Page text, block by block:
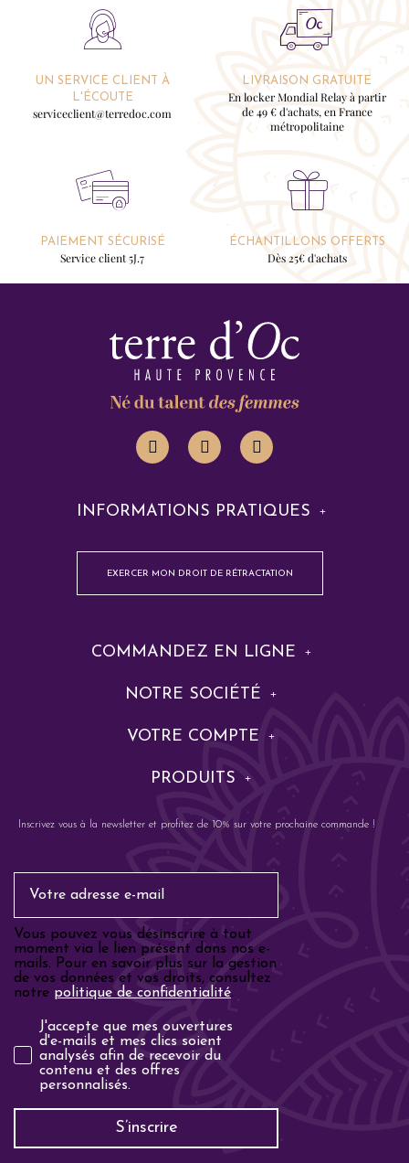
UN SERVICE CLIENT À
L'ÉCOUTE
serviceclient@terredoc.com
LIVRAISON GRATUITE
En locker Mondial Relay à partir
de 49 € d'achats, en France
métropolitaine
PAIEMENT SÉCURISÉ
Service client 5J.7
ÉCHANTILLONS OFFERTS
Dès 25€ d'achats
INFORMATIONS PRATIQUES
EXERCER MON DROIT DE RÉTRACTATION
COMMANDEZ EN LIGNE
NOTRE SOCIÉTÉ
VOTRE COMPTE
PRODUITS
Inscrivez vous à la newsletter et profitez de 10% sur votre prochaine commande !
Vous pouvez vous désinscrire à tout
moment via le lien présent dans nos e-
mails. Pour en savoir plus sur la gestion
de vos données et vos droits, consultez
notre politique de confidentialité.
Analyse email
J'accepte que mes ouvertures
d'e-mails et mes clics soient
analysés afin de recevoir du
contenu et des offres
personnalisés.
S’inscrire